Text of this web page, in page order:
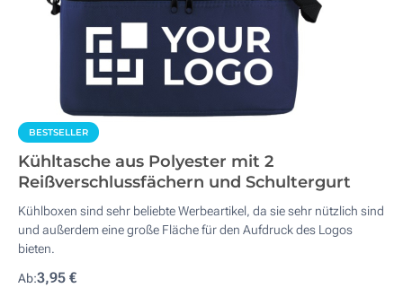
BESTSELLER
Kühltasche aus Polyester mit 2
Reißverschlussfächern und Schultergurt
Kühlboxen sind sehr beliebte Werbeartikel, da sie sehr nützlich sind
und außerdem eine große Fläche für den Aufdruck des Logos
bieten.
Ab:3,95 €